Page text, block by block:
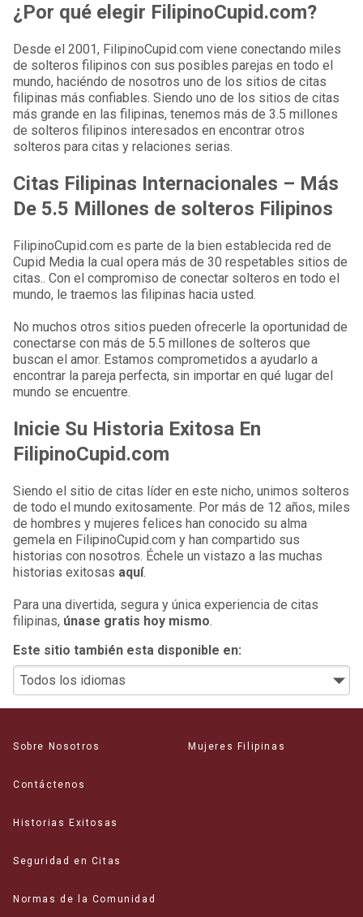
¿Por qué elegir FilipinoCupid.com?
Desde el 2001, FilipinoCupid.com viene conectando miles
de solteros filipinos con sus posibles parejas en todo el
mundo, haciéndo de nosotros uno de los sitios de citas
filipinas más confiables. Siendo uno de los sitios de citas
más grande en las filipinas, tenemos más de 3.5 millones
de solteros filipinos interesados en encontrar otros
solteros para citas y relaciones serias.
Citas Filipinas Internacionales – Más
De 5.5 Millones de solteros Filipinos
FilipinoCupid.com es parte de la bien establecida red de
Cupid Media la cual opera más de 30 respetables sitios de
citas.. Con el compromiso de conectar solteros en todo el
mundo, le traemos las filipinas hacia usted.
No muchos otros sitios pueden ofrecerle la oportunidad de
conectarse con más de 5.5 millones de solteros que
buscan el amor. Estamos comprometidos a ayudarlo a
encontrar la pareja perfecta, sin importar en qué lugar del
mundo se encuentre.
Inicie Su Historia Exitosa En
FilipinoCupid.com
Siendo el sitio de citas líder en este nicho, unimos solteros
de todo el mundo exitosamente. Por más de 12 años, miles
de hombres y mujeres felices han conocido su alma
gemela en FilipinoCupid.com y han compartido sus
historias con nosotros. Échele un vistazo a las muchas
historias exitosas aquí.
Para una divertida, segura y única experiencia de citas
filipinas, únase gratis hoy mismo.
Este sitio también esta disponible en:
Sobre Nosotros
Contáctenos
Historias Exitosas
Seguridad en Citas
Normas de la Comunidad
Mujeres Filipinas